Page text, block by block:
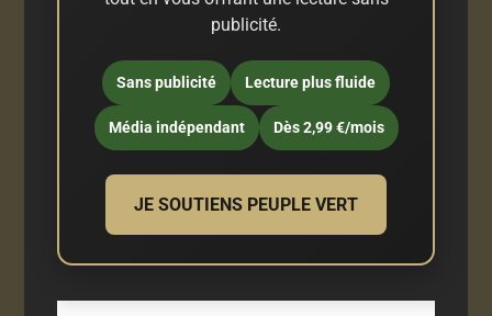
publicité.
Sans publicité Lecture plus fluide
Média indépendant Dès 2,99 €/mois
JE SOUTIENS PEUPLE VERT